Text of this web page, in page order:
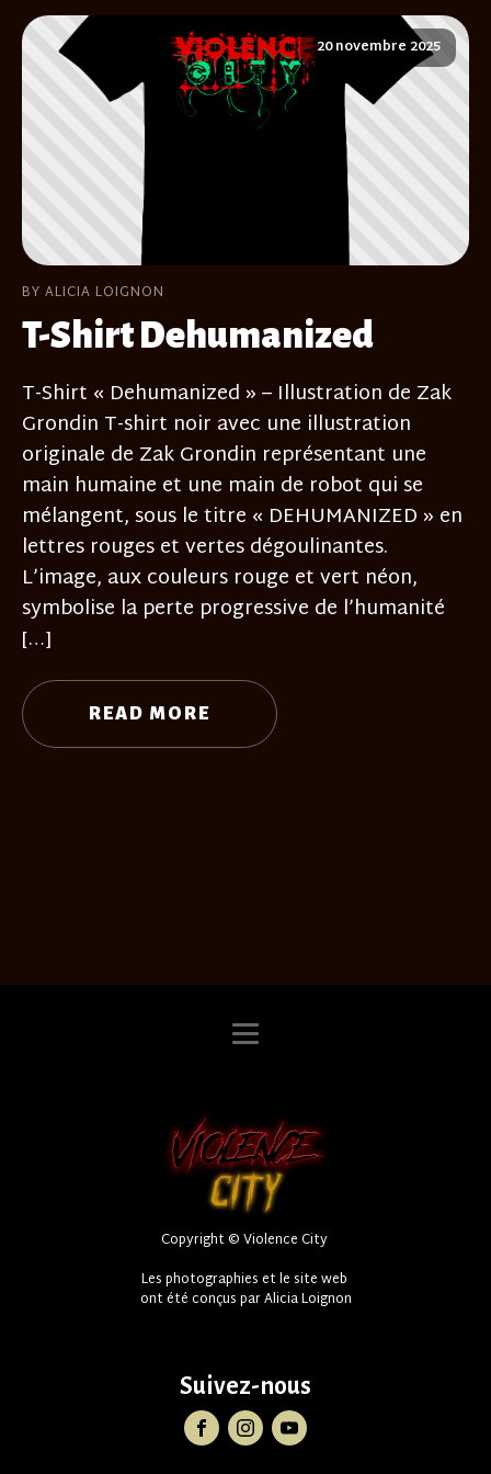
20 novembre 2025
BY ALICIA LOIGNON
T-Shirt Dehumanized
T-Shirt « Dehumanized » – Illustration de Zak
Grondin T-shirt noir avec une illustration
originale de Zak Grondin représentant une
main humaine et une main de robot qui se
mélangent, sous le titre « DEHUMANIZED » en
lettres rouges et vertes dégoulinantes.
L’image, aux couleurs rouge et vert néon,
symbolise la perte progressive de l’humanité
[…]
READ MORE
Copyright © Violence City
Les photographies et le site web
ont été conçus par Alicia Loignon
Suivez-nous